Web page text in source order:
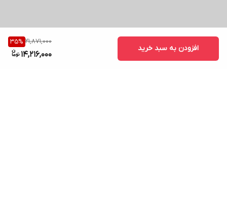
21,871,000
35%
14,216,000
افزودن به سبد خرید